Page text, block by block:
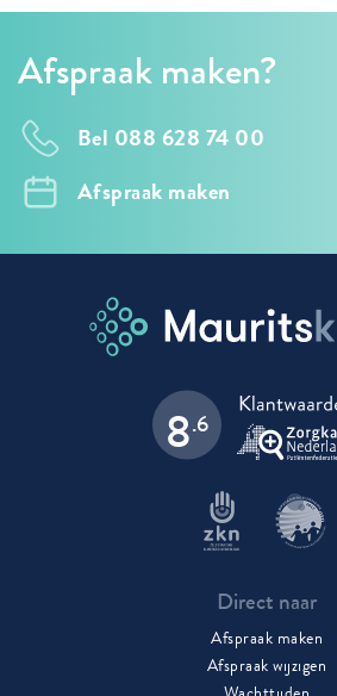
Afspraak maken?
Bel 088 628 74 00
Afspraak maken
8.6
Direct naar
Afspraak maken
Afspraak wijzigen